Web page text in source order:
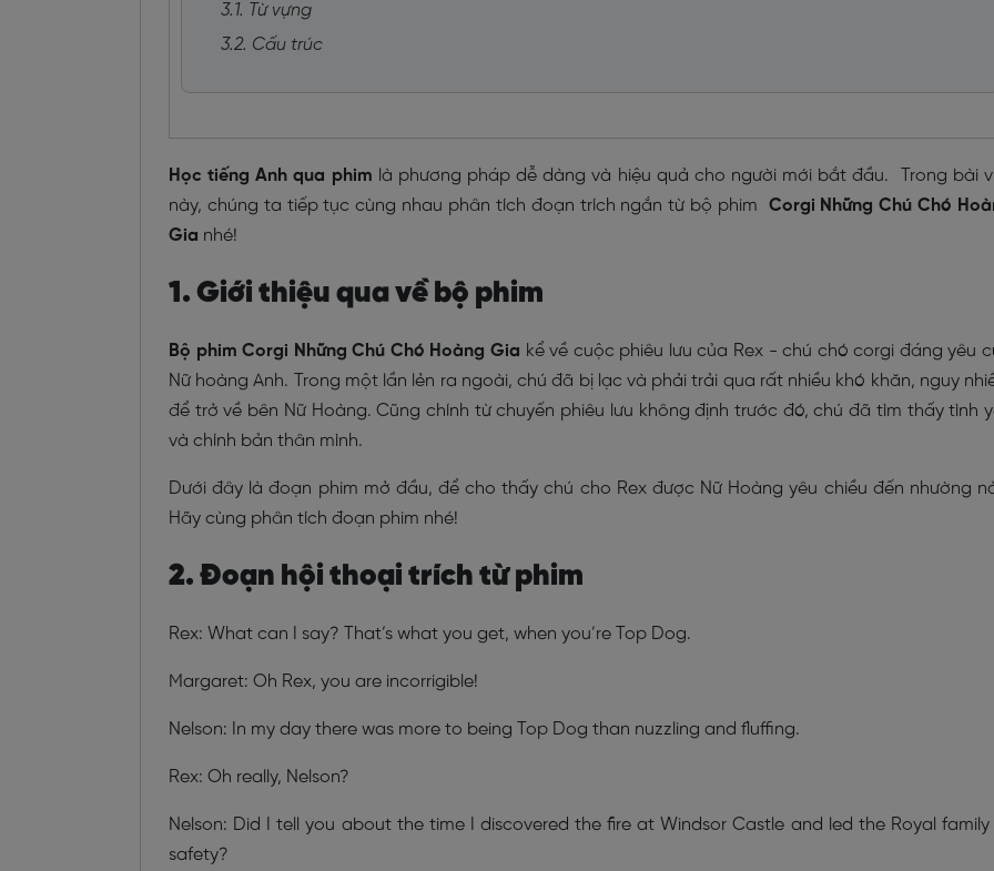
3.1. Từ vựng
3.2. Cấu trúc
Học tiếng Anh qua phim là phương pháp dễ dàng và hiệu quả cho người mới bắt đầu. Trong bài
này, chúng ta tiếp tục cùng nhau phân tích đoạn trích ngắn từ bộ phim Corgi Những Chú Chó
Gia nhé!
1. Giới thiệu qua về bộ phim
Bộ phim Corgi Những Chú Chó Hoàng Gia kể về cuộc phiêu lưu của Rex - chú chó corgi đáng yêu
Nữ hoàng Anh. Trong một lần lẻn ra ngoài, chú đã bị lạc và phải trải qua rất nhiều khó khăn, nguy
để trở về bên Nữ Hoàng. Cũng chính từ chuyến phiêu lưu không định trước đó, chú đã tìm thấy tình
và chính bản thân mình.
Dưới đây là đoạn phim mở đầu, để cho thấy chú cho Rex được Nữ Hoàng yêu chiều đến nhường
Hãy cùng phân tích đoạn phim nhé!
2. Đoạn hội thoại trích từ phim
Rex: What can I say? That’s what you get, when you’re Top Dog.
Margaret: Oh Rex, you are incorrigible!
Nelson: In my day there was more to being Top Dog than nuzzling and fluffing.
Rex: Oh really, Nelson?
Nelson: Did I tell you about the time I discovered the fire at Windsor Castle and led the Royal
safety?